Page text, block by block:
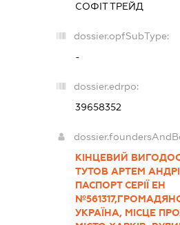
СОФІТ ТРЕЙД
dossier.opfSubType:
-
dossier.edrpo:
39658352
КІНЦЕВИЙ
ТУТОВ АРТЕМ
ПАСПОРТ СЕРІЇ ЕН
УКРАЇНА, МІСЦЕ